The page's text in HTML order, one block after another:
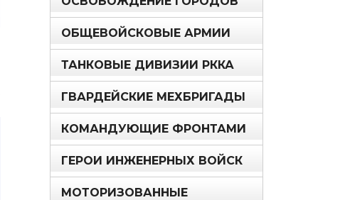
ОБЩЕВОЙСКОВЫЕ АРМИИ
ТАНКОВЫЕ ДИВИЗИИ РККА
ГВАРДЕЙСКИЕ МЕХБРИГАДЫ
КОМАНДУЮЩИЕ ФРОНТАМИ
ГЕРОИ ИНЖЕНЕРНЫХ ВОЙСК
МОТОРИЗОВАННЫЕ